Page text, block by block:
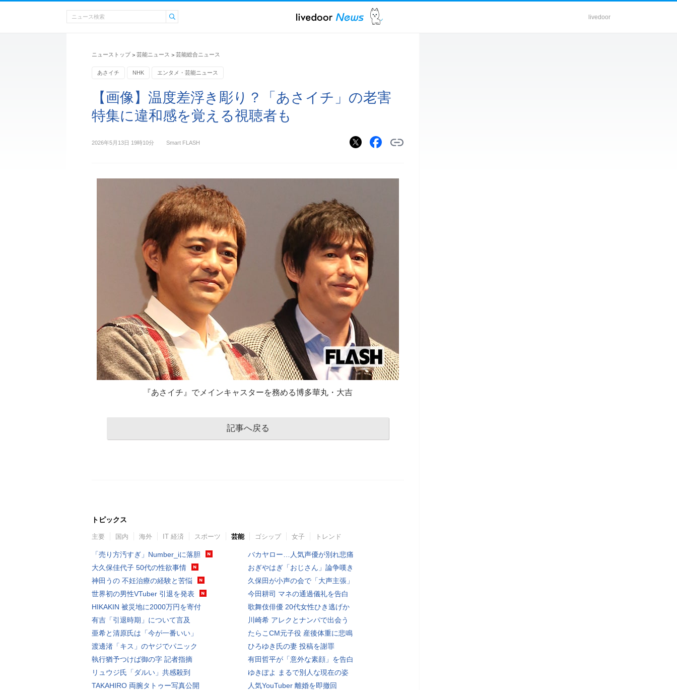
livedoor
ニューストップ > 芸能ニュース > 芸能総合ニュース
あさイチ NHK エンタメ・芸能ニュース
【画像】温度差浮き彫り？「あさイチ」の老害
特集に違和感を覚える視聴者も
2026年5月13日 19時10分 Smart FLASH
『あさイチ』でメインキャスターを務める博多華丸・大吉
記事へ戻る
トピックス
主要 国内 海外 IT 経済 スポーツ 芸能 ゴシップ 女子 トレンド
「売り方汚すぎ」Number_iに落胆
大久保佳代子 50代の性欲事情
神田うの 不妊治療の経験と苦悩
世界初の男性VTuber 引退を発表
HIKAKIN 被災地に2000万円を寄付
有吉「引退時期」について言及
亜希と清原氏は「今が一番いい」
渡邊渚「キス」のヤジでパニック
執行猶予つけば御の字 記者指摘
リュウジ氏「ダルい」共感殺到
TAKAHIRO 両腕タトゥー写真公開
バカヤロー…人気声優が別れ悲痛
おぎやはぎ「おじさん」論争嘆き
久保田が小声の会で「大声主張」
今田耕司 マネの通過儀礼を告白
歌舞伎俳優 20代女性ひき逃げか
川崎希 アレクとナンパで出会う
たらこCM元子役 産後体重に悲鳴
ひろゆき氏の妻 投稿を謝罪
有田哲平が「意外な素顔」を告白
ゆきぽよ まるで別人な現在の姿
人気YouTuber 離婚を即撤回